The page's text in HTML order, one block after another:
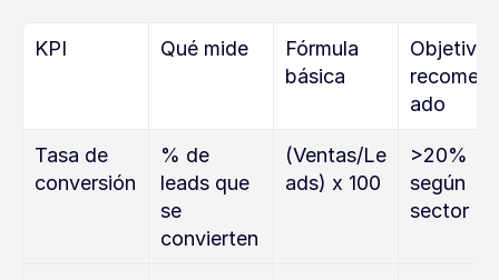
KPI Qué mide
Fórmula
básica
Objetivo
ado
Tasa de
conversión
% de
leads que
se
convierten
(Ventas/Le
ads) x 100
>20%
según
sector